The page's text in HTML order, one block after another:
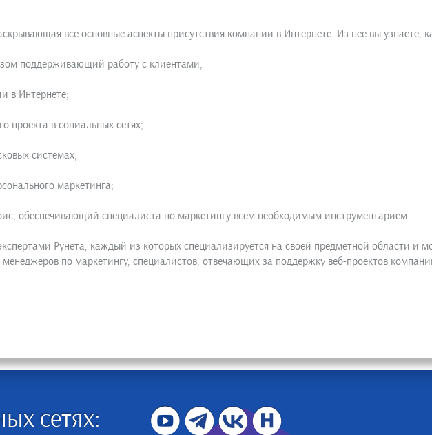
все основные аспекты присутствия компании в Интернете. Из нее вы узнаете,
поддерживающий работу с клиентами;
в Интернете;
проекта в социальных сетях;
системах;
маркетинга;
обеспечивающий специалиста по маркетингу всем необходимым инструментарием.
Рунета, каждый из которых специализируется на своей предметной области и
по маркетингу, специалистов, отвечающих за поддержку веб-проектов
сетях: